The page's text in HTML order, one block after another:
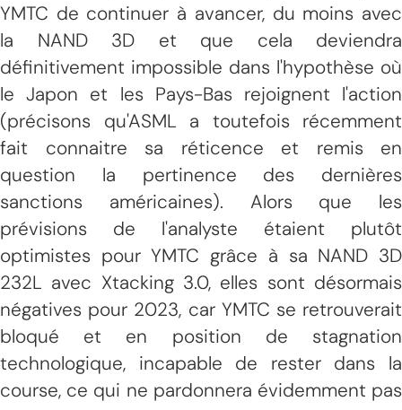
YMTC de continuer à avancer, du moins avec
la NAND 3D et que cela deviendra
définitivement impossible dans l'hypothèse où
le Japon et les Pays-Bas rejoignent l'action
(précisons qu'ASML a toutefois récemment
fait connaitre sa réticence et remis en
question la pertinence des dernières
sanctions américaines). Alors que les
prévisions de l'analyste étaient plutôt
optimistes pour YMTC grâce à sa NAND 3D
232L avec Xtacking 3.0, elles sont désormais
négatives pour 2023, car YMTC se retrouverait
bloqué et en position de stagnation
technologique, incapable de rester dans la
course, ce qui ne pardonnera évidemment pas